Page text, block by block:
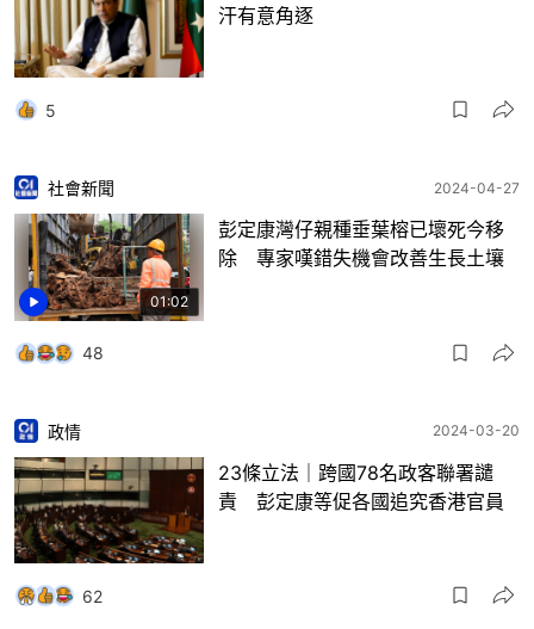
汗有意角逐
5
01:02
社會新聞 2024-04-27
彭定康灣仔親種垂葉榕已壞死今移
除 專家嘆錯失機會改善生長土壤
48
政情 2024-03-20
23條立法｜跨國78名政客聯署譴
責 彭定康等促各國追究香港官員
62